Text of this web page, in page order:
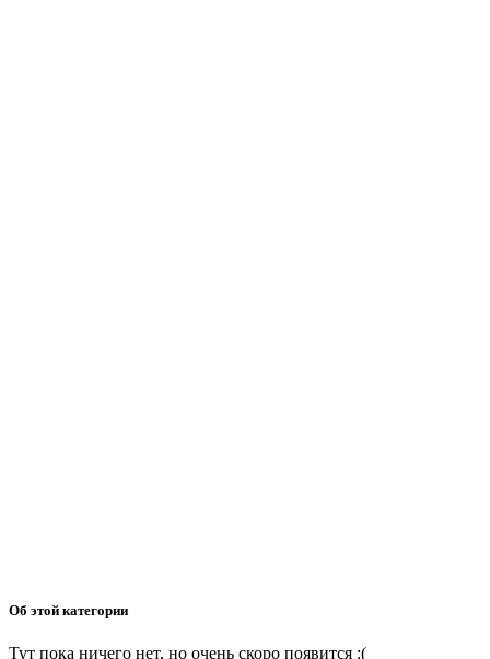
Об этой категории
Тут пока ничего нет, но очень скоро появится :(